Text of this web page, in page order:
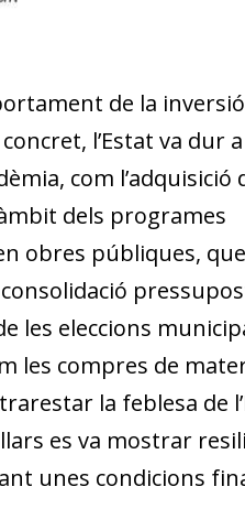
de la
l’Estat va dur
com l’adquisició
dels programes
obres públiques,
les eleccions
les compres de
la feblesa de
es va mostrar
unes condicions